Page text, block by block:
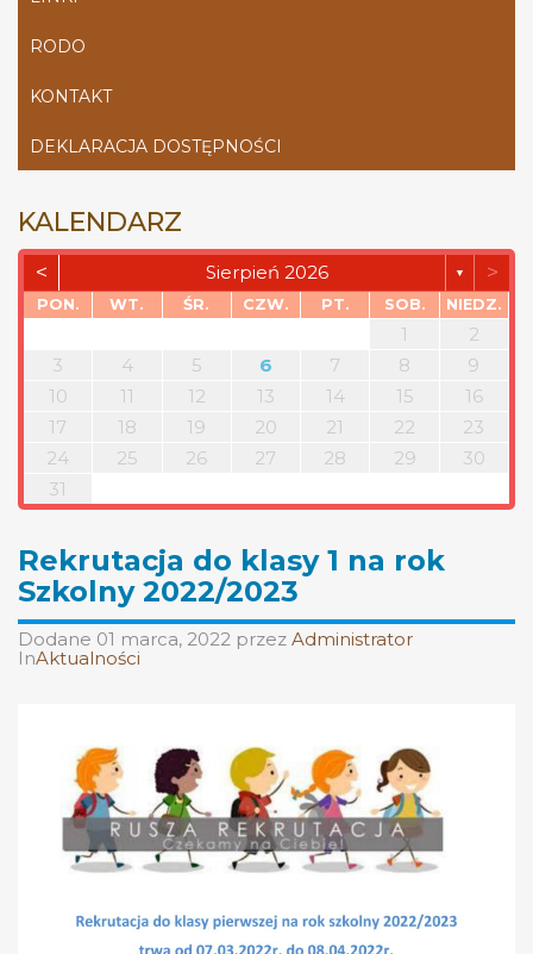
RODO
KONTAKT
DEKLARACJA DOSTĘPNOŚCI
KALENDARZ
< Sierpień 2026 ▼ >
PON. WT. ŚR. CZW. PT. SOB. NIEDZ.
1
2
3
4 5 6 7 8
9
10
11 12 13 14 15
16
17
18 19 20 21 22
23
24
25 26 27 28 29
30
31
Rekrutacja do klasy 1 na rok
Szkolny 2022/2023
Dodane 01 marca, 2022 przez Administrator
InAktualności